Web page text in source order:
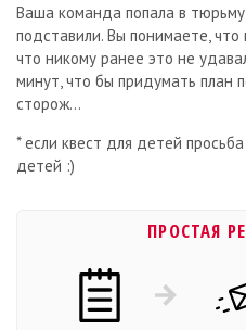
Ваша команда попала в
подставили. Вы понимаете,
что никому ранее это не
минут, что бы придумать план
сторож...
* если квест для детей
детей :)
ПРОСТАЯ